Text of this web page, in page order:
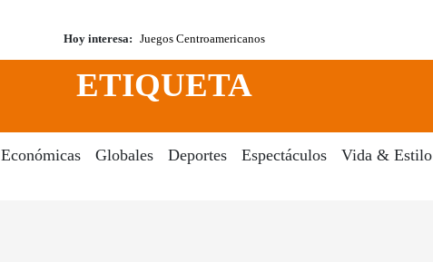
Hoy interesa: Juegos Centroamericanos
ETIQUETA
Económicas Globales Deportes Espectáculos Vida & Estilo